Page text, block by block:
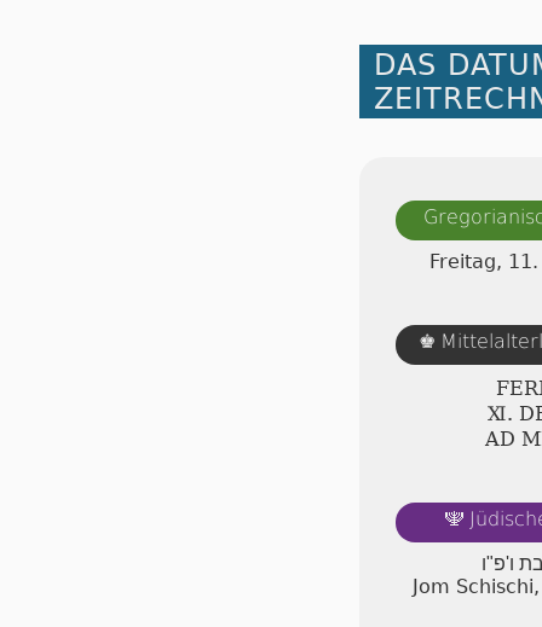
DAS
Freitag,
♚
Ⅺ.
AD
🕎
ו'פ"ו
Jom